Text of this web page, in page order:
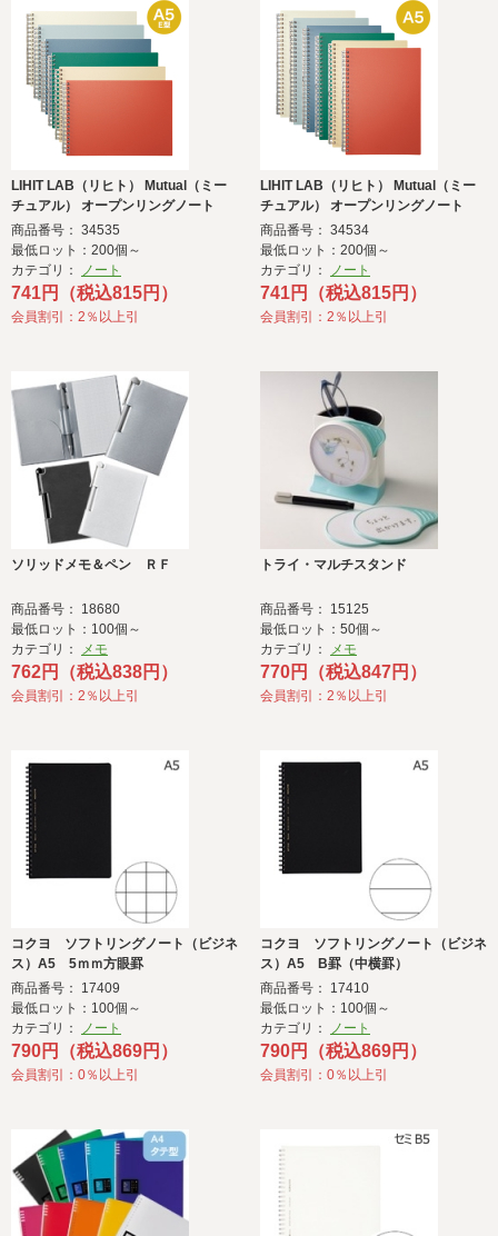
LIHIT LAB（リヒト） Mutual（ミー
チュアル） オープンリングノート
A5 E型
商品番号： 34535
最低ロット：200個～
カテゴリ：
ノート
741円（税込815円）
会員割引：2％以上引
LIHIT LAB（リヒト） Mutual（ミー
チュアル） オープンリングノート
A5
商品番号： 34534
最低ロット：200個～
カテゴリ：
ノート
741円（税込815円）
会員割引：2％以上引
ソリッドメモ＆ペン ＲＦ
商品番号： 18680
最低ロット：100個～
カテゴリ：
メモ
762円（税込838円）
会員割引：2％以上引
トライ・マルチスタンド
商品番号： 15125
最低ロット：50個～
カテゴリ：
メモ
770円（税込847円）
会員割引：2％以上引
コクヨ ソフトリングノート（ビジネ
ス）A5 5ｍｍ方眼罫
商品番号： 17409
最低ロット：100個～
カテゴリ：
ノート
790円（税込869円）
会員割引：0％以上引
コクヨ ソフトリングノート（ビジネ
ス）A5 B罫（中横罫）
商品番号： 17410
最低ロット：100個～
カテゴリ：
ノート
790円（税込869円）
会員割引：0％以上引